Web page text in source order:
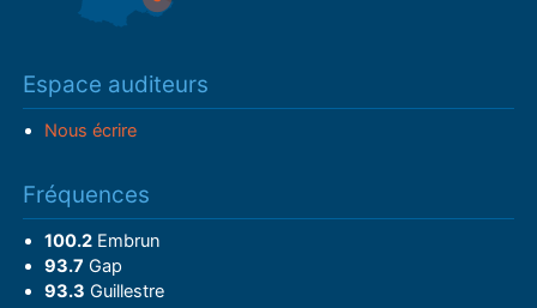
Espace auditeurs
Nous écrire
Fréquences
100.2Embrun
93.7 Gap
93.3 Guillestre